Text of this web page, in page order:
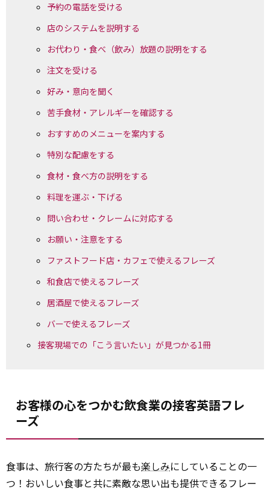
予約の電話を受ける
店のシステムを説明する
お代わり・食べ（飲み）放題の説明をする
注文を受ける
好み・意向を聞く
苦手食材・アレルギーを確認する
おすすめのメニューを案内する
特別な配慮をする
食材・食べ方の説明をする
料理を運ぶ・下げる
問い合わせ・クレームに対応する
お願い・注意をする
ファストフード店・カフェで使えるフレーズ
和食店で使えるフレーズ
居酒屋で使えるフレーズ
バーで使えるフレーズ
接客現場での「こう言いたい」が見つかる1冊
お客様の心をつかむ飲食業の接客英語フレ
ーズ
食事は、旅行客の方たちが最も楽しみにしていることの一
つ！おいしい食事と共に素敵な思い出も提供できるフレー